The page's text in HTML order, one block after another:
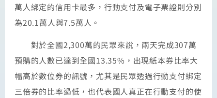
萬人綁定的信用卡最多，行動支付及電子票證則分別
為20.1萬人與7.5萬人。
對於全國2,300萬的民眾來說，兩天完成307萬
預購的人數已達到全國13.35%，出現紙本券比率大
幅高於數位券的訊號，尤其是民眾透過行動支付綁定
三倍券的比率過低，也代表國人真正在行動支付的使